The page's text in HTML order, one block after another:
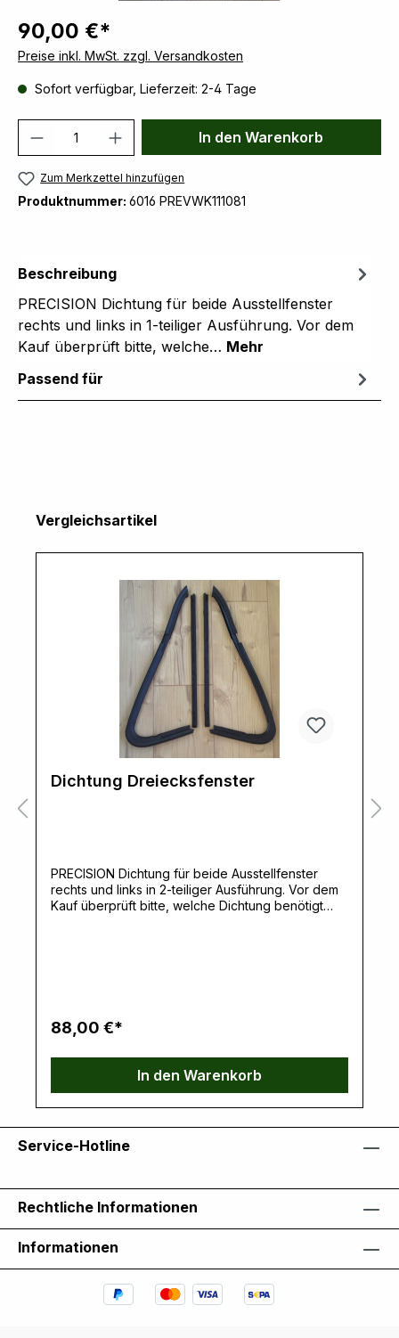
90,00 €*
Preise inkl. MwSt. zzgl. Versandkosten
Sofort verfügbar, Lieferzeit: 2-4 Tage
Produkt Anzahl: Gib denIn den Warenkorb
Zum Merkzettel hinzufügen
Produktnummer: 6016 PREVWK111081
Beschreibung
PRECISION Dichtung für beide Ausstellfenster
rechts und links in 1-teiliger Ausführung. Vor dem
Kauf überprüft bitte, welche… Mehr
Passend für
Produktgalerie überspringen
Vergleichsartikel
Dichtung Dreiecksfenster
PRECISION Dichtung für beide Ausstellfenster
rechts und links in 2-teiliger Ausführung. Vor dem
Kauf überprüft bitte, welche Dichtung benötigt
88,00 €*
In den Warenkorb
Service-Hotline
Rechtliche Informationen
Informationen